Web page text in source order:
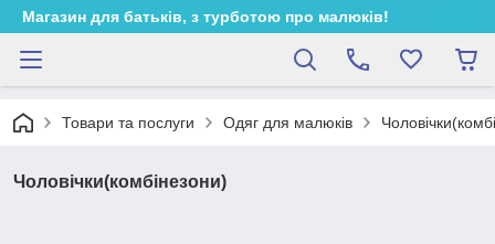
Магазин для батьків, з турботою про малюків!
Товари та послуги Одяг для малюків
Чоловічки(комбінезони)